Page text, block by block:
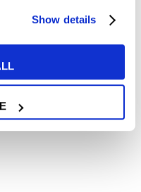
Show details
solo corsi online